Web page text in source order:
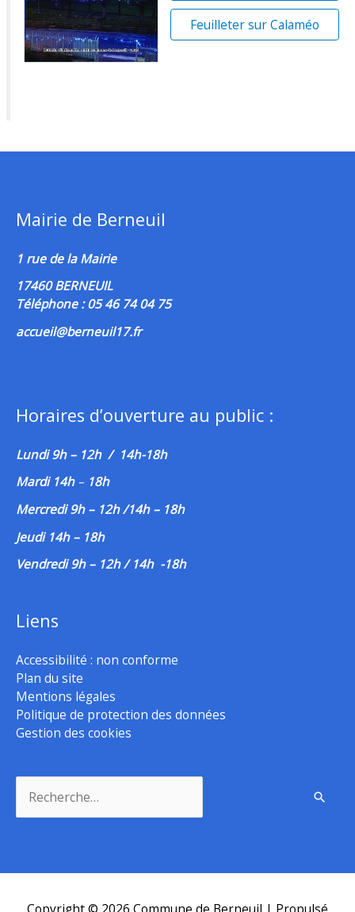
Feuilleter sur Calaméo
Mairie de Berneuil
1 rue de la Mairie
17460 BERNEUIL
Téléphone : 05 46 74 04 75
accueil@berneuil17.fr
Horaires d’ouverture au public :
Lundi 9h – 12h / 14h-18h
Mardi 14h– 18h
Mercredi 9h – 12h /14h – 18h
Jeudi 14h – 18h
Vendredi 9h – 12h / 14h -18h
Liens
Accessibilité : non conforme
Plan du site
Mentions légales
Politique de protection des données
Gestion des cookies